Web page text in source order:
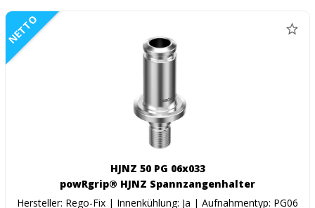
NETTO
HJNZ 50 PG 06x033
powRgrip® HJNZ Spannzangenhalter
Hersteller: Rego-Fix | Innenkühlung: Ja | Aufnahmentyp: PG06